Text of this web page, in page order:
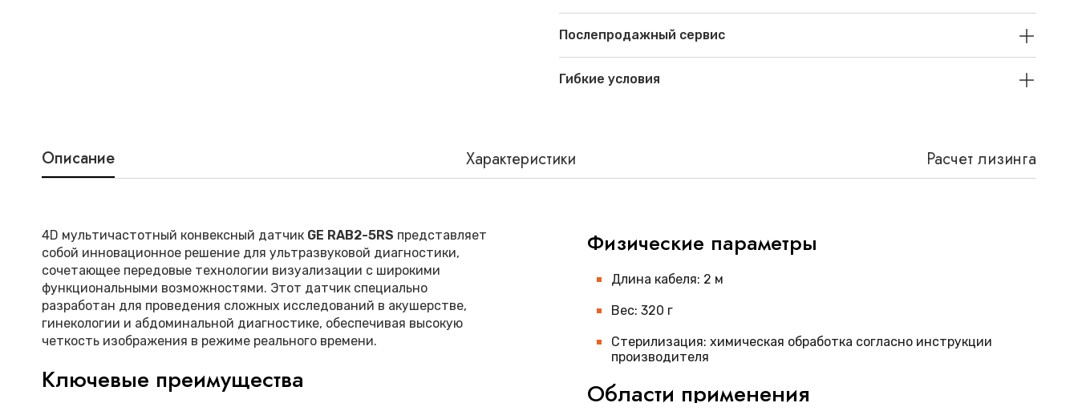
Послепродажный сервис
Гибкие условия
Описание Характеристики Расчет лизинга
4D мультичастотный конвексный датчик GE RAB2-5RS представляет
собой инновационное решение для ультразвуковой диагностики,
сочетающее передовые технологии визуализации с широкими
функциональными возможностями. Этот датчик специально
разработан для проведения сложных исследований в акушерстве,
гинекологии и абдоминальной диагностике, обеспечивая высокую
четкость изображения в режиме реального времени.
Ключевые преимущества
Физические параметры
Длина кабеля: 2 м
Вес: 320 г
Стерилизация: химическая обработка согласно инструкции
производителя
Области применения